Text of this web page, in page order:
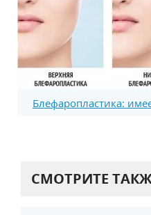
Блефаропластика:
СМОТРИТЕ